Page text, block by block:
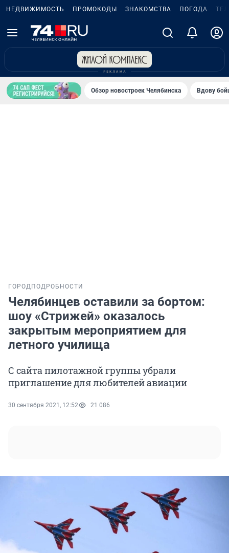
НЕДВИЖИМОСТЬ ПРОМОКОДЫ ЗНАКОМСТВА ПОГОДА
Обзор новостроек Челябинска Вдову
ГОРОД ПОДРОБНОСТИ
Челябинцев оставили за бортом:
шоу «Стрижей» оказалось
закрытым мероприятием для
летного училища
С сайта пилотажной группы убрали
приглашение для любителей авиации
30 сентября 2021, 12:52 21 086